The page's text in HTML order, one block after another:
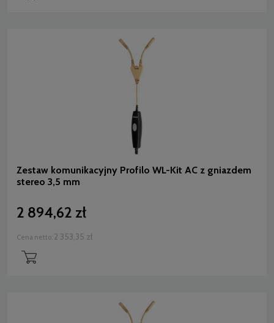
Zestaw komunikacyjny Profilo WL-Kit AC z gniazdem
stereo 3,5 mm
2 894,62 zł
Cena netto: 2 353,35 zł